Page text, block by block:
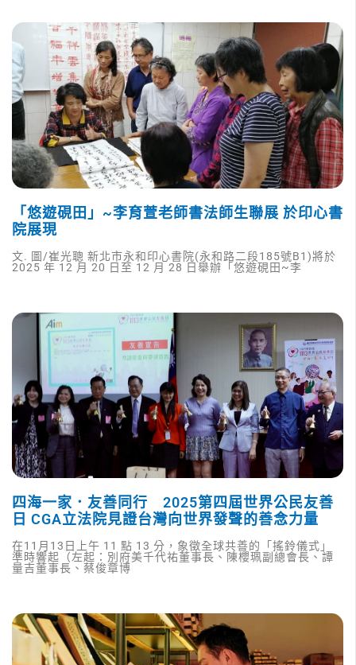
「悠遊硯田」~李育萱老師書法師生聯展 於印心書
院展現
文. 圖/崔光聰 新北市永和印心書院(永和路二段185號B1)將於
2025 年 12 月 20 日至 12 月 28 日舉辦「悠遊硯田~李
四海一家．友善同行 2025第四屆世界公民友善
日 CGA立法院見證台灣向世界發聲的善念力量
在11月13日上午 11 點 13 分，象徵全球共善的「搖鈴儀式」
準時響起（左起：別府美千代祐董事長、陳櫻珮副總會長、譚
量吉董事長、蔡俊章博